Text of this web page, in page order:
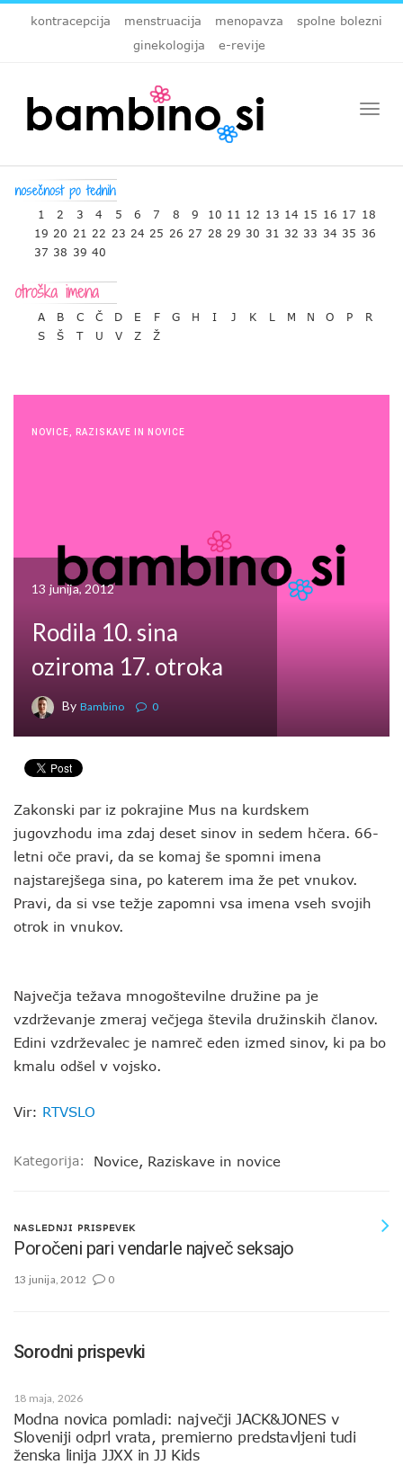
kontracepcija menstruacija menopavza
spolne bolezni
ginekologija
e-revije
1 2 3 4 5 6 7 8 9 10 11 12 13 14 15 16 17 18
19 20 21 22 23 24 25 26 27 28 29 30 31 32 33 34 35 36
37 38 39 40
A B C Č D E F G H I J K L M N O P
R
S
Š T U V Z Ž
NOVICE RAZISKAVE IN NOVICE
13 junija, 2012
Rodila 10. sina
oziroma 17. otroka
By Bambino 0
Zakonski par iz pokrajine Mus na kurdskem
jugovzhodu ima zdaj deset sinov in sedem hčera. 66-
letni oče pravi, da se komaj še spomni imena
najstarejšega sina, po katerem ima že pet vnukov.
Pravi, da si vse težje zapomni vsa imena vseh svojih
otrok in vnukov.
Največja težava mnogoštevilne družine pa je
vzdrževanje zmeraj večjega števila družinskih članov.
Edini vzdrževalec je namreč eden izmed sinov, ki pa bo
kmalu odšel v vojsko.
Vir: RTVSLO
Kategorija: Novice, Raziskave in novice
NASLEDNJI PRISPEVEK
Poročeni pari vendarle največ seksajo
13 junija, 2012 0
Sorodni prispevki
18 maja, 2026
Modna novica pomladi: največji JACK&JONES v
Sloveniji odprl vrata, premierno predstavljeni tudi
ženska linija JJXX in JJ Kids